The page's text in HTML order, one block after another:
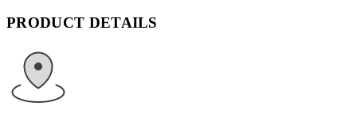
PRODUCT DETAILS